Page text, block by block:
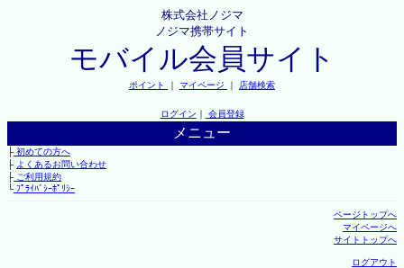
株式会社ノジマ
ノジマ携帯サイト
モバイル会員サイト
ポイント ｜ マイページ ｜ 店舗検索
ログイン ｜ 会員登録
メニュー
├初めての方へ
├ よくあるお問い合わせ
├ご利用規約
└ﾌﾟﾗｲﾊﾞｼｰﾎﾟﾘｼｰ
ページトップへ
マイページへ
サイトトップへ
ログアウト